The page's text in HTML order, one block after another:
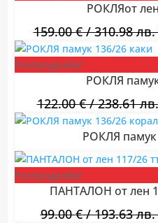
РОКЛЯот
159.00€/ 310.98 лв.
Разпродажба!
РОКЛЯ
122.00€/ 238.61
РОКЛЯ памук
Разпродажба!
ПАНТАЛОН от лен
99.00€/ 193.63 лв.